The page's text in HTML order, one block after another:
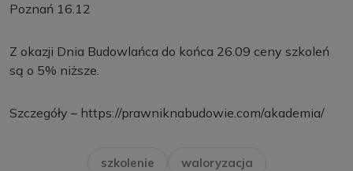
Poznań 16.12
Z okazji Dnia Budowlańca do końca 26.09 ceny szkoleń
są o 5% niższe.
Szczegóły – https://prawniknabudowie.com/akademia/
szkolenie waloryzacja